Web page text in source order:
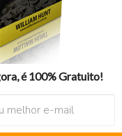
é 100% Gratuito!